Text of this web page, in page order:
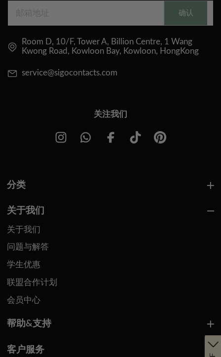
确认
Room D, 10/F, Tower A, Billion Centre, 1 Wang
Kwong Road, Kowloon Bay, Kowloon, HongKong
service@sigocontacts.com
关注我们
分类
关于我们
关于我们
问题与解答
学生优惠
联盟合作计划
会员中心
帮助&支持
客户服务